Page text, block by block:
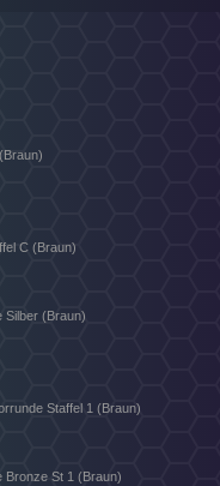
C (Braun)
Silber (Braun)
Staffel 1 (Braun)
Bronze St 1 (Braun)